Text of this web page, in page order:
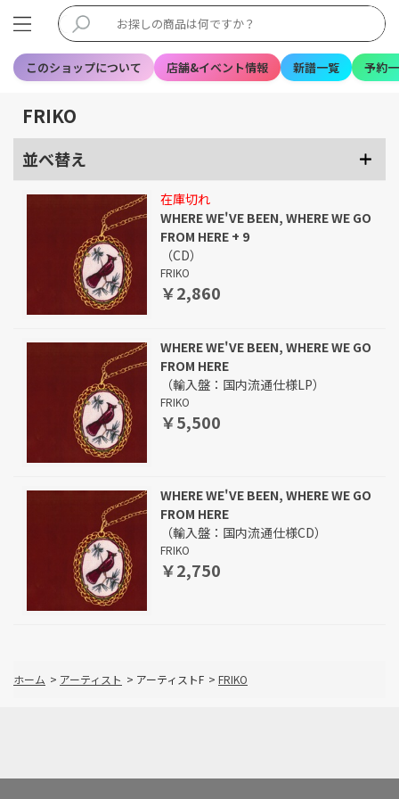
このショップについて 店舗&イベント情報 新譜一覧 予約
FRIKO
並べ替え
在庫切れ
WHERE WE'VE BEEN, WHERE WE GO
FROM HERE + 9
（CD）
FRIKO
￥2,860
WHERE WE'VE BEEN, WHERE WE GO
FROM HERE
（輸入盤：国内流通仕様LP）
FRIKO
￥5,500
WHERE WE'VE BEEN, WHERE WE GO
FROM HERE
（輸入盤：国内流通仕様CD）
FRIKO
￥2,750
ホーム > アーティスト > アーティストF > FRIKO